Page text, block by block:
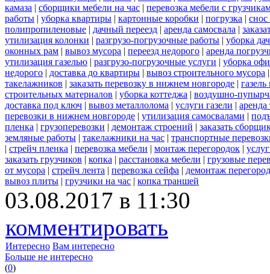
камаза | сборщики мебели на час | перевозка мебели с
работы | уборка квартиры | картонные коробки | погрузка | снос
полипропиленовые | дачный переезд | аренда самосвала |
утилизация колонки | разгрузо-погрузочные работы | уборка
оконных рам | вывоз мусора | переезд недорого | аренда
утилизация газелью | разгрузо-погрузочные услуги | уборка
недорого | доставка до квартиры | вывоз строительного мусора
такелажников | заказать перевозку в нижнем новгороде |
строительных материалов | уборка коттеджа | воздушно-
доставка под ключ | вывоз металлолома | услуги газели | аренда
перевозки в нижнем новгороде | утилизация самосвалами |
пленка | грузоперевозки | демонтаж строений | заказать
земляные работы | такелажники на час | транспортные
| стрейч пленка | перевозка мебели | монтаж перегородок |
заказать грузчиков | копка | расстановка мебели | грузовые
от мусора | стрейч лента | перевозка сейфа | демонтаж
вывоз плиты | грузчики на час | копка траншей
03.08.2017 в 11:30
комментировать
Интересно Вам интересно
Больше не интересно
(0)